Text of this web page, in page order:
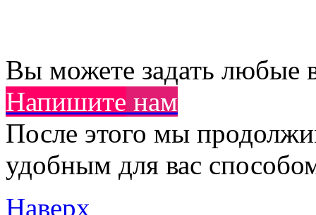
Вы можете задать любые
Напишите нам
После этого мы
удобным для вас
Наверх